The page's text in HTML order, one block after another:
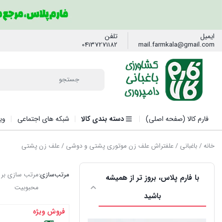
ایمیل
mail.farmkala@gmail.com
تلفن
04137271182
فارم کالا (صفحه اصلی) دسته بندی کالا شبکه های اجتماعی
خانه/باغبانی /علفتراش علف زن موتوری پشتی و دوشی / علف زن پشتی
با فارم پلاس، بروز تر از همیشه
باشید
مرتب‌سازی:مرتب سازی
محبوبیت
فروش ویژه